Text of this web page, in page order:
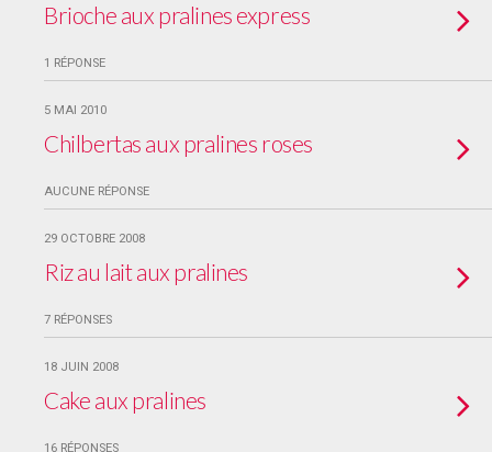
Brioche aux pralines express
1 RÉPONSE
5 MAI 2010
Chilbertas aux pralines roses
AUCUNE RÉPONSE
29 OCTOBRE 2008
Riz au lait aux pralines
7 RÉPONSES
18 JUIN 2008
Cake aux pralines
16 RÉPONSES